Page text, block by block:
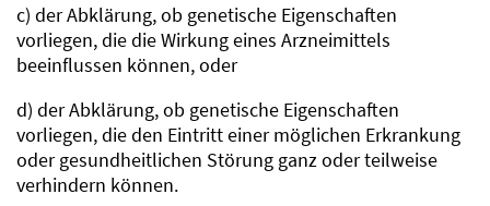
c) der Abklärung, ob genetische Eigenschaften
vorliegen, die die Wirkung eines Arzneimittels
beeinflussen können, oder
d) der Abklärung, ob genetische Eigenschaften
vorliegen, die den Eintritt einer möglichen Erkrankung
oder gesundheitlichen Störung ganz oder teilweise
verhindern können.